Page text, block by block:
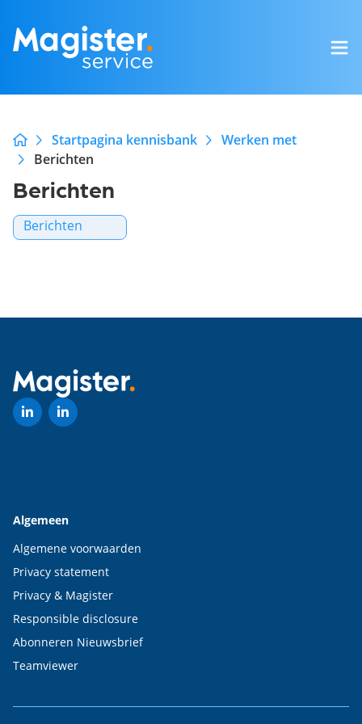
Startpagina kennisbank
Werken met
Berichten
Berichten
Berichten
Algemeen
Algemene voorwaarden
Privacy statement
Privacy & Magister
Responsible disclosure
Abonneren Nieuwsbrief
Teamviewer